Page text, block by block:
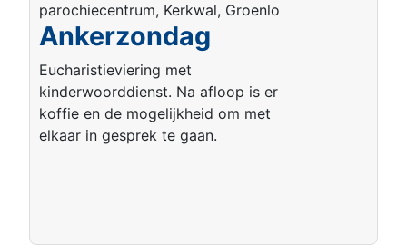
parochiecentrum, Kerkwal, Groenlo
Ankerzondag
Eucharistieviering met
kinderwoorddienst. Na afloop is er
koffie en de mogelijkheid om met
elkaar in gesprek te gaan.